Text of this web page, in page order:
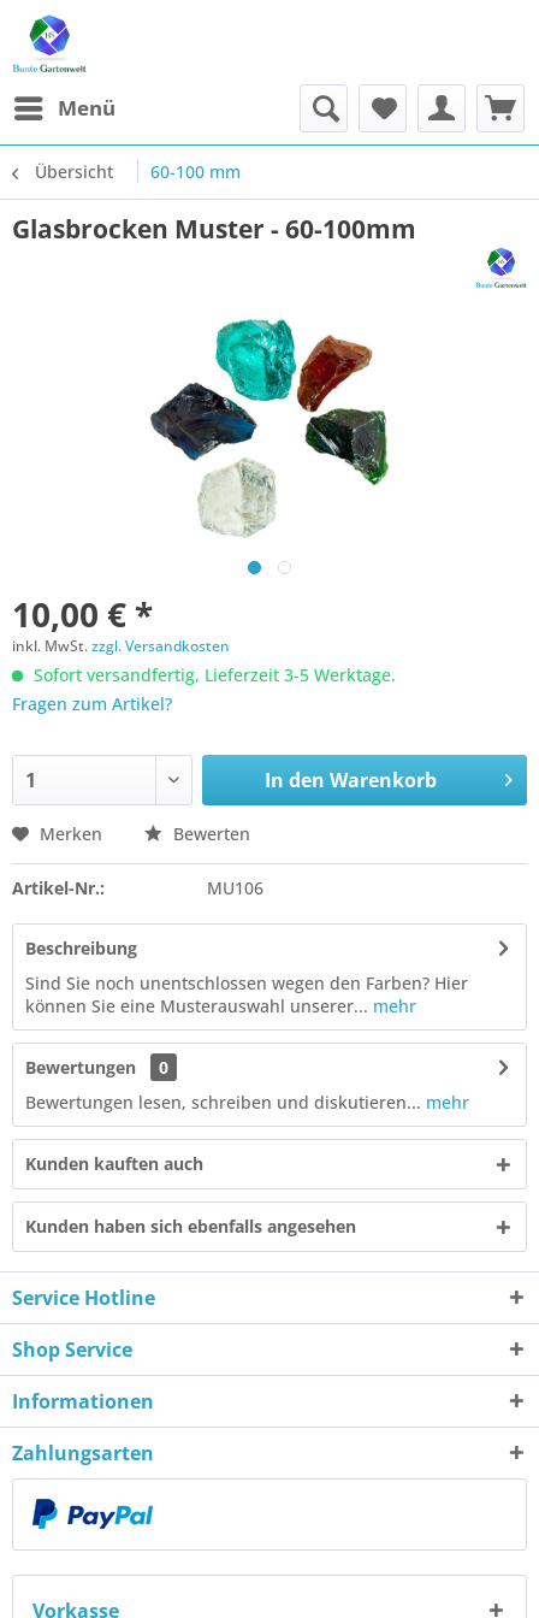
Menü
Übersicht 60-100 mm
Glasbrocken Muster - 60-100mm
10,00 € *
inkl. MwSt.zzgl. Versandkosten
Sofort versandfertig, Lieferzeit 3-5 Werktage.
Fragen zum Artikel?
In den Warenkorb
Merken Bewerten
Artikel-Nr.: MU106
Beschreibung
Sind Sie noch unentschlossen wegen den Farben? Hier
können Sie eine Musterauswahl unserer... mehr
Bewertungen
0
Bewertungen lesen, schreiben und diskutieren... mehr
Kunden kauften auch
Kunden haben sich ebenfalls angesehen
Service Hotline
Shop Service
Informationen
Zahlungsarten
Vorkasse